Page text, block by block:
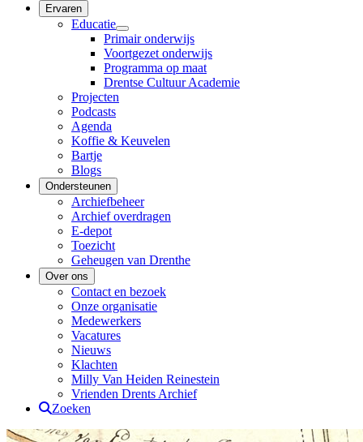
Ervaren
Educatie
Primair onderwijs
Voortgezet onderwijs
Programma op maat
Drentse Cultuur Academie
Projecten
Podcasts
Agenda
Koffie & Keuvelen
Bartje
Blogs
Ondersteunen
Archiefbeheer
Archief overdragen
E-depot
Toezicht
Geheugen van Drenthe
Over ons
Contact en bezoek
Onze organisatie
Medewerkers
Vacatures
Nieuws
Klachten
Milly Van Heiden Reinestein
Vrienden Drents Archief
Zoeken